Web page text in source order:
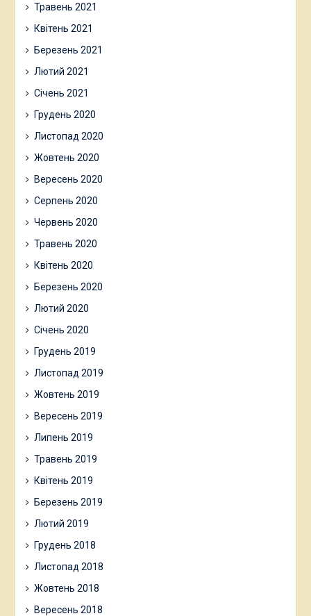
Травень 2021
Квітень 2021
Березень 2021
Лютий 2021
Січень 2021
Грудень 2020
Листопад 2020
Жовтень 2020
Вересень 2020
Серпень 2020
Червень 2020
Травень 2020
Квітень 2020
Березень 2020
Лютий 2020
Січень 2020
Грудень 2019
Листопад 2019
Жовтень 2019
Вересень 2019
Липень 2019
Травень 2019
Квітень 2019
Березень 2019
Лютий 2019
Грудень 2018
Листопад 2018
Жовтень 2018
Вересень 2018